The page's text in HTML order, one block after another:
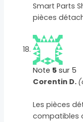
Smart Parts
pièces
Note 5 sur 5
Corentin D.
Les pièces
compatibles